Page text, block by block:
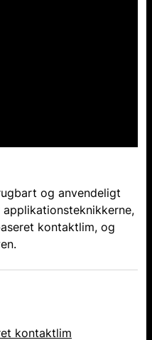
og anvendeligt
kontaktlim, og
kontaktlim